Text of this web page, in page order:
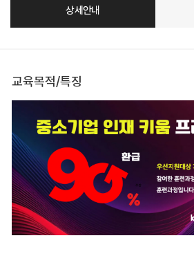
상세안내
교육목적/특징